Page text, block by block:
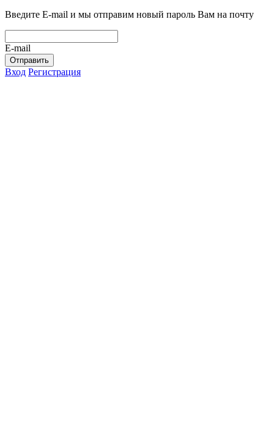
Введите E-mail и мы отправим новый пароль Вам на почту
E-mail
Отправить
Вход Регистрация